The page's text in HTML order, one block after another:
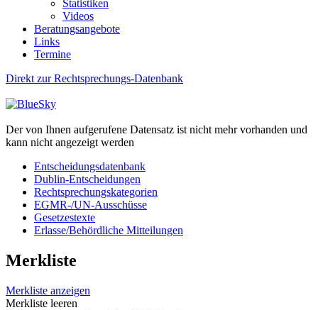
Statistiken
Videos
Beratungsangebote
Links
Termine
Direkt zur Rechtsprechungs-Datenbank
Der von Ihnen aufgerufene Datensatz ist nicht mehr vorhanden und
kann nicht angezeigt werden
Entscheidungsdatenbank
Dublin-Entscheidungen
Rechtsprechungskategorien
EGMR-/UN-Ausschüsse
Gesetzestexte
Erlasse/Behördliche Mitteilungen
Merkliste
Merkliste anzeigen
Merkliste leeren